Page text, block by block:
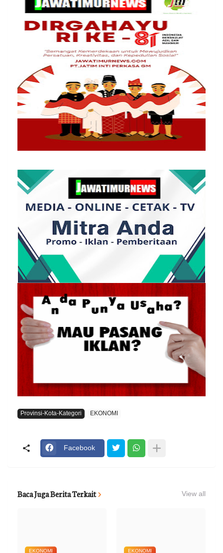
Provinsi-Kota-Kategori EKONOMI
Facebook
Baca Juga Berita Terkait View all
EKONOMI EKONOMI